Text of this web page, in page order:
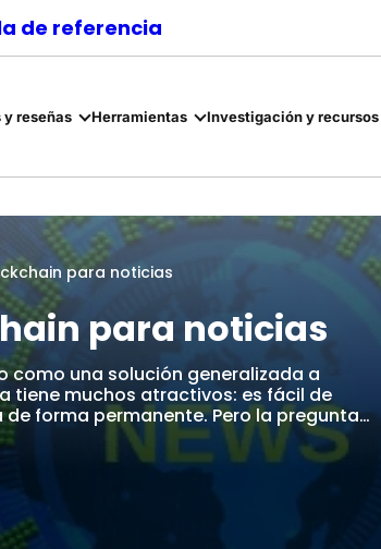
de referencia
reseñas Herramientas Investigación y recursos
para noticias
para noticias
como una solución generalizada a
tiene muchos atractivos: es fácil de
forma permanente. Pero la pregunta…